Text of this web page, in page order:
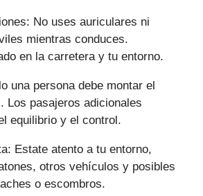
No uses auriculares ni
mientras conduces.
en la carretera y tu entorno.
una persona debe montar el
Los pasajeros adicionales
equilibrio y el control.
Estate atento a tu entorno,
otros vehículos y posibles
o escombros.